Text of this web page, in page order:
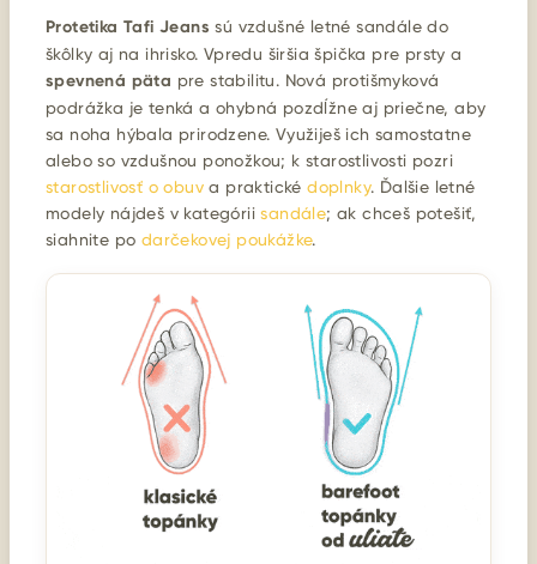
Protetika Tafi Jeans sú vzdušné letné sandále do
škôlky aj na ihrisko. Vpredu širšia špička pre prsty a
spevnená päta pre stabilitu. Nová protišmyková
podrážka je tenká a ohybná pozdĺžne aj priečne, aby
sa noha hýbala prirodzene. Využiješ ich samostatne
alebo so vzdušnou ponožkou; k starostlivosti pozri
starostlivosť o obuv a praktickédoplnky. Ďalšie letné
modely nájdeš v kategóriisandále; ak chceš potešiť,
siahnite po darčekovej poukážke.